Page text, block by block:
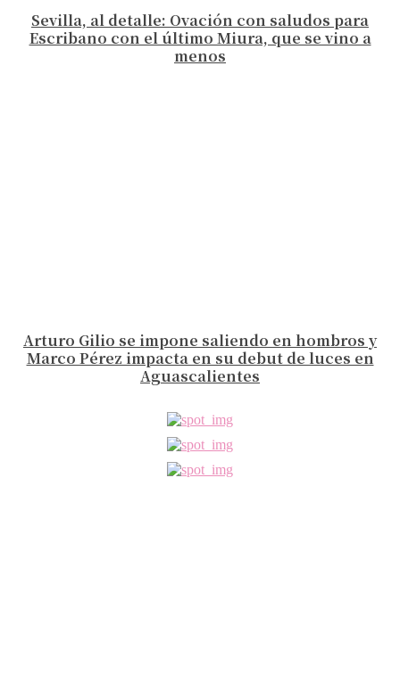
Sevilla, al detalle: Ovación con saludos para
Escribano con el último Miura, que se vino a
menos
Arturo Gilio se impone saliendo en hombros y
Marco Pérez impacta en su debut de luces en
Aguascalientes